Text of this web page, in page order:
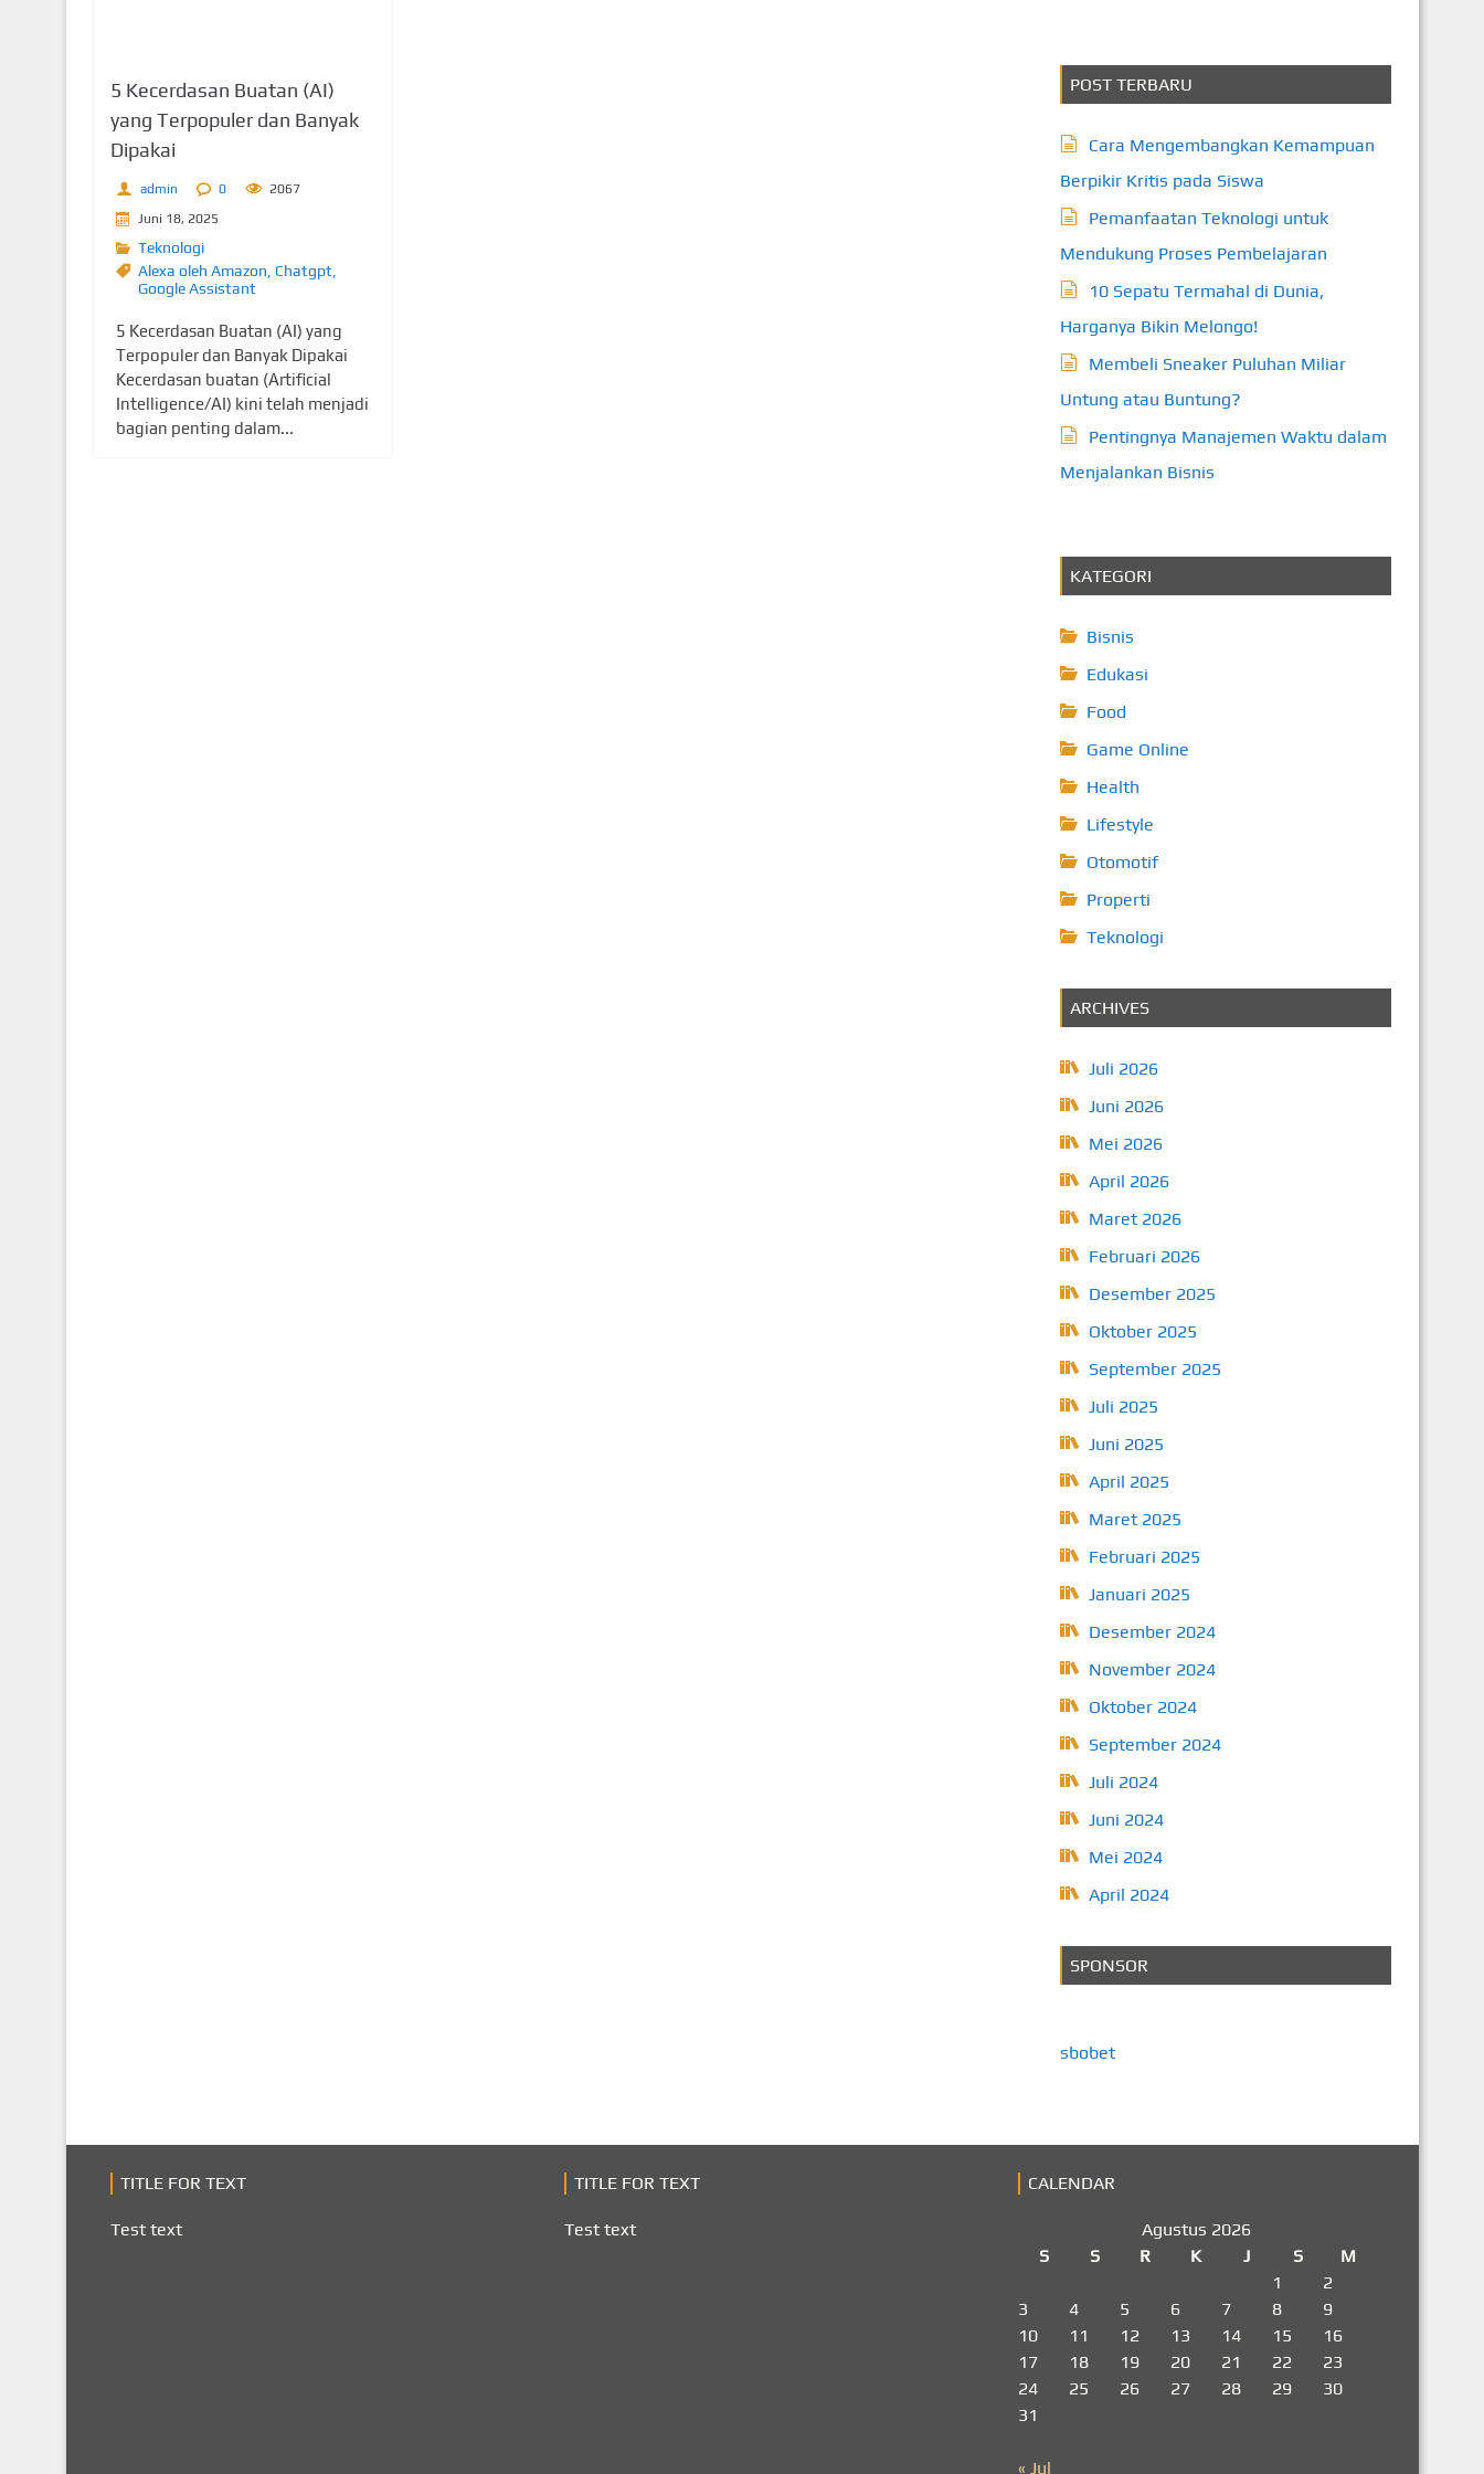
5 Kecerdasan Buatan (AI)
yang Terpopuler dan Banyak
Dipakai
admin 0
2067
Juni 18, 2025
Teknologi
Alexa oleh Amazon Chatgpt,
Google Assistant
5 Kecerdasan Buatan (AI) yang
Terpopuler dan Banyak Dipakai
Kecerdasan buatan (Artificial
Intelligence/AI) kini telah menjadi
bagian penting dalam...
POST TERBARU
Cara Mengembangkan Kemampuan
Berpikir Kritis pada Siswa
Pemanfaatan Teknologi untuk
Mendukung Proses Pembelajaran
10 Sepatu Termahal di Dunia,
Harganya Bikin Melongo!
Membeli Sneaker Puluhan Miliar
Untung atau Buntung?
Pentingnya Manajemen Waktu dalam
Menjalankan Bisnis
KATEGORI
Bisnis
Edukasi
Food
Game Online
Health
Lifestyle
Otomotif
Properti
Teknologi
ARCHIVES
Juli 2026
Juni 2026
Mei 2026
April 2026
Maret 2026
Februari 2026
Desember 2025
Oktober 2025
September 2025
Juli 2025
Juni 2025
April 2025
Maret 2025
Februari 2025
Januari 2025
Desember 2024
November 2024
Oktober 2024
September 2024
Juli 2024
Juni 2024
Mei 2024
April 2024
SPONSOR
sbobet
TITLE FOR TEXT
Test text
TITLE FOR TEXT
Test text
CALENDAR
Agustus 2026
S
S R K J S
M
1
2
3
4 5 6 7 8
9
10
11 12 13 14 15
16
17
18 19 20 21 22
23
24
25 26 27 28 29
30
31
« Jul